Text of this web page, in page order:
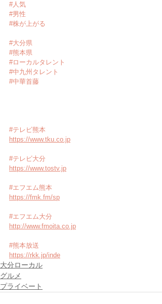
#人気
#男性
#株が上がる
#大分県
#熊本県
#ローカルタレント
#中九州タレント
#中華首藤
#テレビ熊本
https://www.tku.co.jp
#テレビ大分
https://www.tostv.jp
#エフエム熊本
https://fmk.fm/sp
#エフエム大分
http://www.fmoita.co.jp
#熊本放送
https://rkk.jp/inde
大分ローカル
グルメ
プライベート